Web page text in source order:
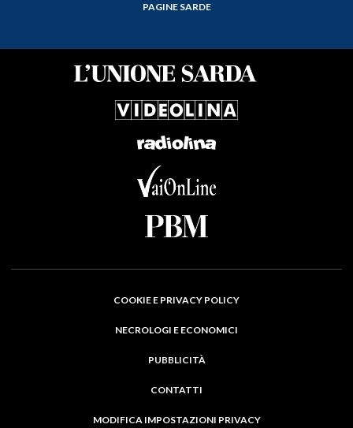
PAGINE SARDE
COOKIE E PRIVACY POLICY
NECROLOGI E ECONOMICI
PUBBLICITÀ
CONTATTI
MODIFICA IMPOSTAZIONI PRIVACY